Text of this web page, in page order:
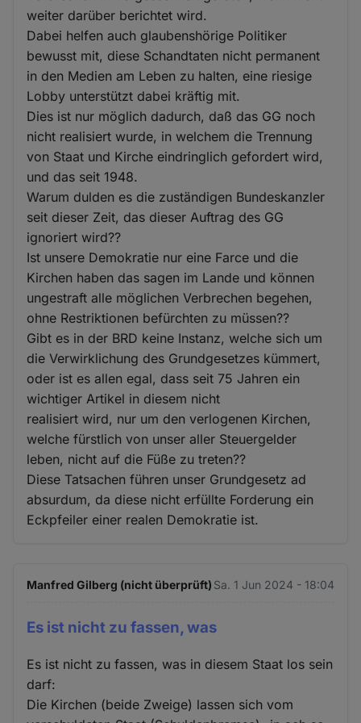
weiter darüber berichtet wird.
Dabei helfen auch glaubenshörige Politiker
bewusst mit, diese Schandtaten nicht permanent
in den Medien am Leben zu halten, eine riesige
Lobby unterstützt dabei kräftig mit.
Dies ist nur möglich dadurch, daß das GG noch
nicht realisiert wurde, in welchem die Trennung
von Staat und Kirche eindringlich gefordert wird,
und das seit 1948.
Warum dulden es die zuständigen Bundeskanzler
seit dieser Zeit, das dieser Auftrag des GG
ignoriert wird??
Ist unsere Demokratie nur eine Farce und die
Kirchen haben das sagen im Lande und können
ungestraft alle möglichen Verbrechen begehen,
ohne Restriktionen befürchten zu müssen??
Gibt es in der BRD keine Instanz, welche sich um
die Verwirklichung des Grundgesetzes kümmert,
oder ist es allen egal, dass seit 75 Jahren ein
wichtiger Artikel in diesem nicht
realisiert wird, nur um den verlogenen Kirchen,
welche fürstlich von unser aller Steuergelder
leben, nicht auf die Füße zu treten??
Diese Tatsachen führen unser Grundgesetz ad
absurdum, da diese nicht erfüllte Forderung ein
Eckpfeiler einer realen Demokratie ist.
Manfred Gilberg (nicht überprüft) Sa. 1 Jun 2024 - 18:04
Es ist nicht zu fassen, was
Es ist nicht zu fassen, was in diesem Staat los sein
darf:
Die Kirchen (beide Zweige) lassen sich vom